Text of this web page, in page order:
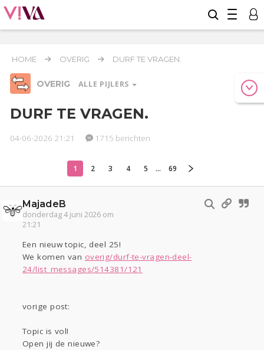
HOME OVERIG DURF TE VRAGEN.
OVERIG ALLE PIJLERS
Relaties Werk & Studie Geld & Recht
Overig
Actueel
Lijf & Lijn
Kinderen
Digi
Sport
Contact
Gevraagd
Horen
DURF TE VRAGEN.
04-06-2026 21:21 1715 berichten
1 2 3 4 5 ... 69
MajadeB
donderdag 4 juni 2026 om
21:21
Een nieuw topic, deel 25!
We komen van overig/durf-te-vragen-deel-
24/list_messages/514381/121
vorige post:
Topic is vol!
Open jij de nieuwe?